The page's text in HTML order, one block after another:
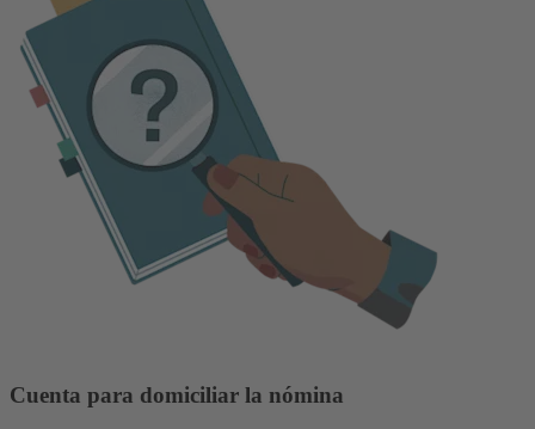
Cuenta para domiciliar la nómina